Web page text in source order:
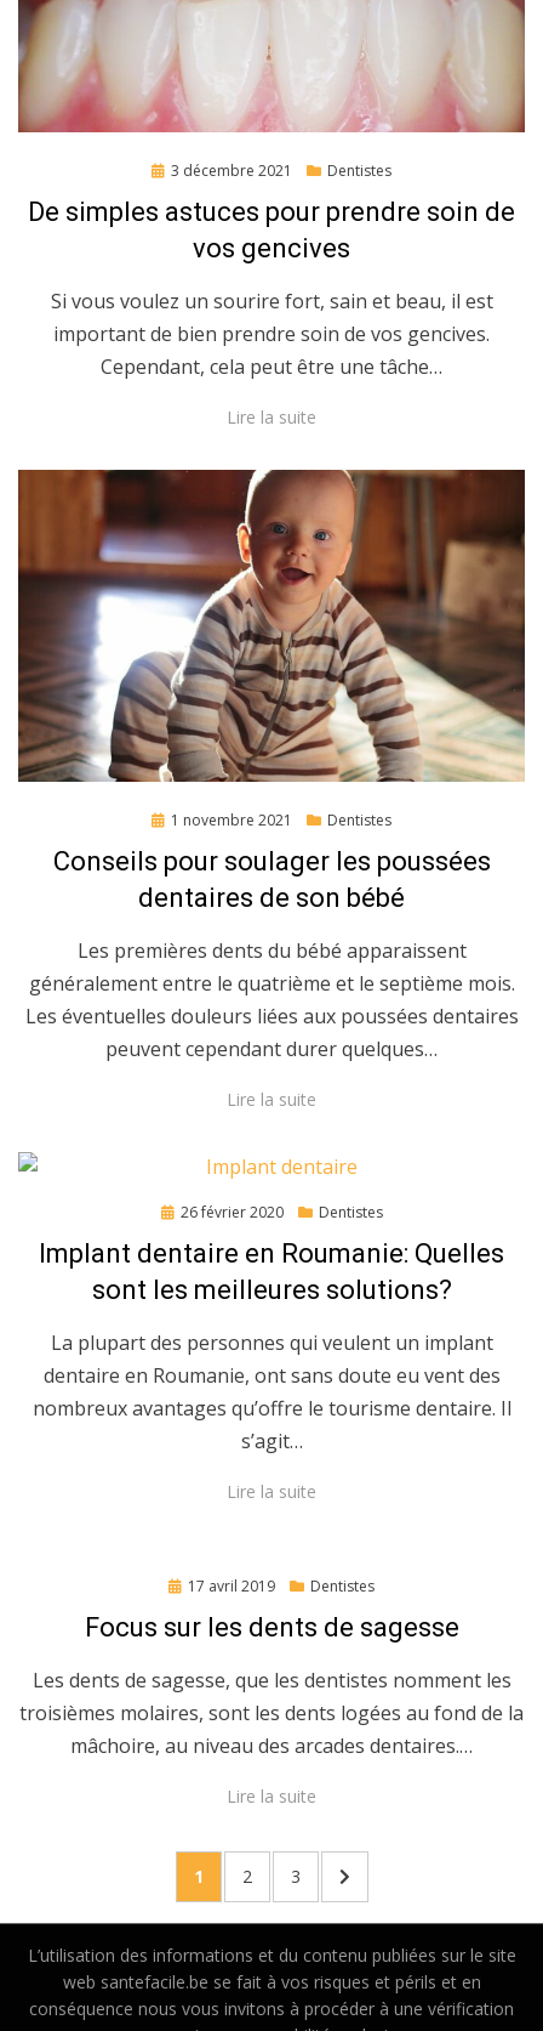
Posted
3 décembre 2021 Dentistes
De simples astuces pour prendre soin de
vos gencives
Si vous voulez un sourire fort, sain et beau, il est
important de bien prendre soin de vos gencives.
Cependant, cela peut être une tâche…
Lire la suite
Posted
1 novembre 2021 Dentistes
Conseils pour soulager les poussées
dentaires de son bébé
Les premières dents du bébé apparaissent
généralement entre le quatrième et le septième mois.
Les éventuelles douleurs liées aux poussées dentaires
peuvent cependant durer quelques…
Lire la suite
Posted
26 février 2020 Dentistes
Implant dentaire en Roumanie: Quelles
sont les meilleures solutions?
La plupart des personnes qui veulent un implant
dentaire en Roumanie, ont sans doute eu vent des
nombreux avantages qu’offre le tourisme dentaire. Il
s’agit…
Lire la suite
Posted
17 avril 2019 Dentistes
Focus sur les dents de sagesse
Les dents de sagesse, que les dentistes nomment les
troisièmes molaires, sont les dents logées au fond de la
mâchoire, au niveau des arcades dentaires.…
Lire la suite
articles
PAGE
1 PAGE
2 PAGE
3
NEXT
PAGE
L’utilisation des informations et du contenu publiées sur le site
web santefacile.be se fait à vos risques et périls et en
conséquence nous vous invitons à procéder à une vérification